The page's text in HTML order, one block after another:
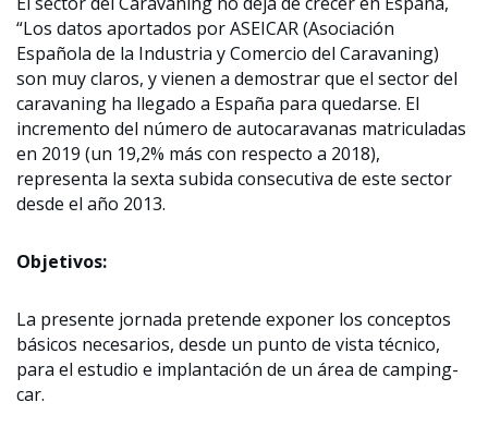
“Los datos aportados por ASEICAR (Asociación
Española de la Industria y Comercio del Caravaning)
son muy claros, y vienen a demostrar que el sector del
caravaning ha llegado a España para quedarse. El
incremento del número de autocaravanas matriculadas
en 2019 (un 19,2% más con respecto a 2018),
representa la sexta subida consecutiva de este sector
desde el año 2013.
Objetivos:
La presente jornada pretende exponer los conceptos
básicos necesarios, desde un punto de vista técnico,
para el estudio e implantación de un área de camping-
car.